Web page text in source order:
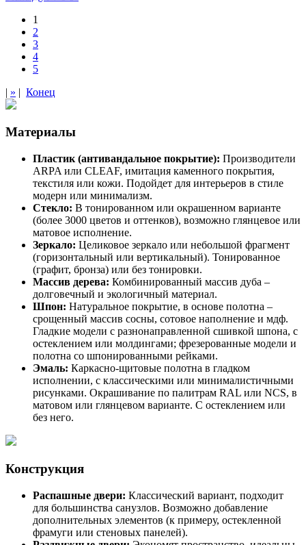
1
2
3
4
5
| » | Конец
Материалы
Пластик (антивандальное покрытие): Производители
ARPA или CLEAF, имитация каменного покрытия,
текстиля или кожи. Подойдет для интерьеров в стиле
модерн или минимализм.
Стекло: В тонированном или окрашенном варианте
(более 3000 цветов и оттенков), возможно глянцевое или
матовое исполнение.
Зеркало: Целиковое зеркало или небольшой фрагмент
(горизонтальный или вертикальный). Тонированное
(графит, бронза) или без тонировки.
Массив дерева: Комбинированный массив дуба –
долговечный и экологичный материал.
Шпон: Натуральное покрытие, в основе полотна –
срощенный массив сосны, сотовое наполнение и мдф.
Гладкие модели с разнонаправленной сшивкой шпона, с
остеклением или молдингами; фрезерованные модели и
полотна со шпонированными рейками.
Эмаль: Каркасно-щитовые полотна в гладком
исполнении, с классическими или минималистичными
рисунками. Окрашивание по палитрам RAL или NCS, в
матовом или глянцевом варианте. С остеклением или
без него.
Конструкция
Распашные двери: Классический вариант, подходит
для большинства санузлов. Возможно добавление
дополнительных элементов (к примеру, остекленной
фрамуги или стеновых панелей).